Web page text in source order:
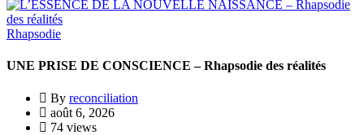
Rhapsodie
UNE PRISE DE CONSCIENCE – Rhapsodie des réalités
By reconciliation
août 6, 2026
74 views